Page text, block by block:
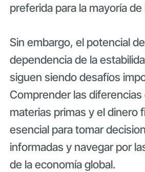
preferida para la mayoría
Sin embargo, el potencial
dependencia de la
siguen siendo desafíos
Comprender las diferencias
materias primas y el dinero
esencial para tomar
informadas y navegar por
de la economía global.